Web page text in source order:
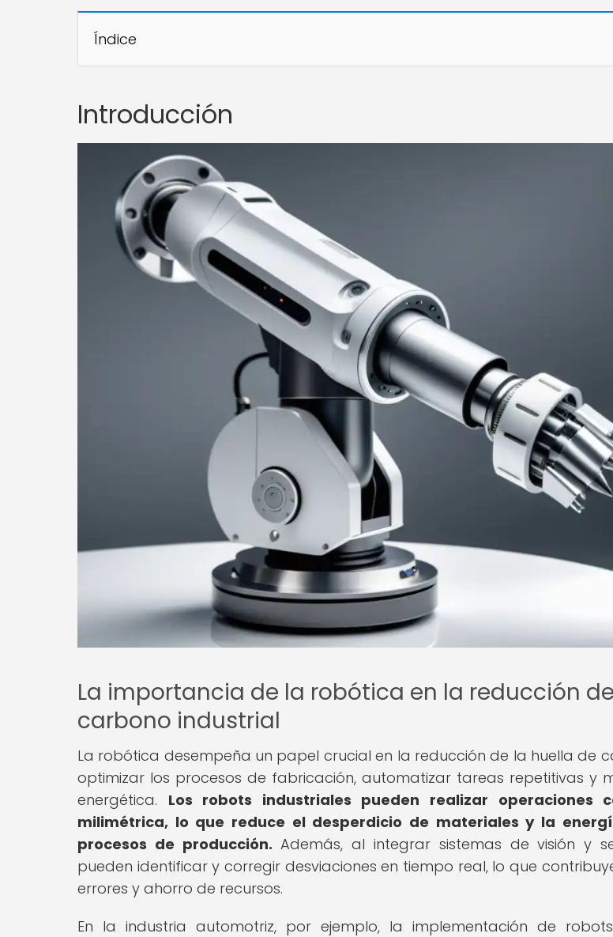
Índice
Introducción
La importancia de la robótica en la reducción
carbono industrial
La robótica desempeña un papel crucial en la reducción de la huella de
optimizar los procesos de fabricación, automatizar tareas repetitivas y
energética. Los robots industriales pueden realizar operaciones
milimétrica, lo que reduce el desperdicio de materiales y la
procesos de producción. Además, al integrar sistemas de visión y
pueden identificar y corregir desviaciones en tiempo real, lo que
errores y ahorro de recursos.
En la industria automotriz, por ejemplo, la implementación de